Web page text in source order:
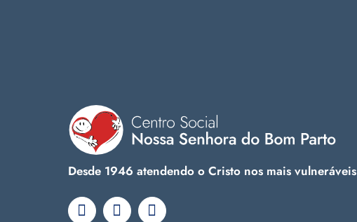
Desde 1946 atendendo o Cristo nos mais vulneráveis